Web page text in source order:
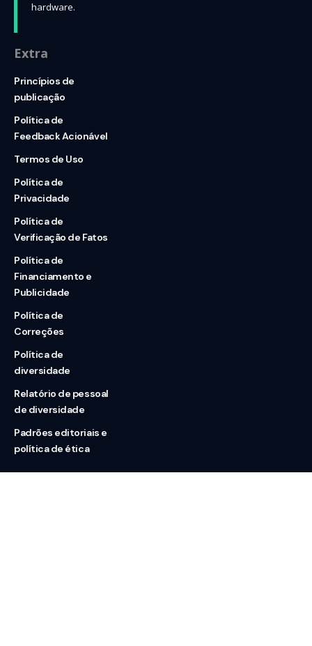
hardware.
Extra
Princípios de
publicação
Política de
Feedback Acionável
Termos de Uso
Política de
Privacidade
Política de
Verificação de Fatos
Política de
Financiamento e
Publicidade
Política de
Correções
Política de
diversidade
Relatório de pessoal
de diversidade
Padrões editoriais e
política de ética